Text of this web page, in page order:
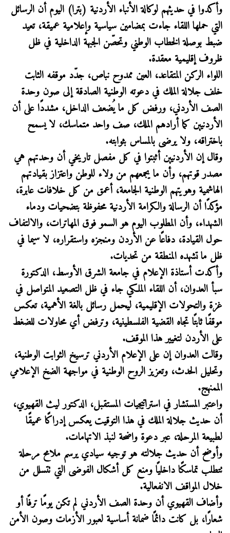
وأكدوا في حديثهم لوكالة الأنباء الأردنية (بترا) اليوم أن الرسائل
التي حملها اللقاء جاءت بمضامين سياسية وإعلامية عميقة، تعيد
ضبط بوصلة الخطاب الوطني وتحصّن الجبهة الداخلية في ظل
ظروف إقليمية معقدة.
اللواء الركن المتقاعد، العين ممدوح نباص، جدّد موقفه الثابت
خلف جلالة الملك في دعوته الوطنية الصادقة إلى صون وحدة
الصف الأردني، ورفض كل ما يُضعف الداخل، مشددًا على أن
الأردنيين كما أرادهم الملك، صف واحد متماسك، لا يسمح
باختراقه، ولا يرضى بالمساس بثوابته.
وقال إن الأردنيين أثبتوا في كل مفصل تاريخي أن وحدتهم هي
مصدر قوتهم، وأن ما يجمعهم من ولاء للوطن واعتزاز بقيادتهم
الهاشمية وهويتهم الوطنية الجامعة، أعمق من كل خلافات عابرة،
مؤكدًا أن الرسالة والكرامة الأردنية محفوظة بتضحيات ودماء
الشهداء، وأن المطلوب اليوم هو السمو فوق المهاترات، والالتفاف
حول القيادة، دفاعًا عن الأردن ومنجزه واستقراره، لا سيما في
ظل ما تشهده المنطقة من تحديات.
وأكدت أستاذة الإعلام في جامعة الشرق الأوسط، الدكتورة
سبأ العدوان، أن اللقاء الملكي جاء في ظل التصعيد المتواصل في
غزة والتحولات الإقليمية، ليحمل رسائل بالغة الأهمية، تعكس
موقفًا ثابتًا تجاه القضية الفلسطينية، وترفض أي محاولات للضغط
على الأردن لتغيير هذا الموقف.
وقالت العدوان إن على الإعلام الأردني ترسيخ الثوابت الوطنية،
وتحليل الحدث، وتعزيز الروح الوطنية في مواجهة الضخ الإعلامي
الممنهج.
واعتبر المستشار في استراتيجيات المستقبل، الدكتور ليث القهيوي،
أن حديث جلالة الملك في هذا التوقيت يعكس إدراكًا عميقًا
لطبيعة المرحلة، عبر دعوة واضحة لنبذ الاتهامات.
وأوضح أن حديث جلالته هو توجيه سيادي يرسم ملامح مرحلة
تتطلب تماسكًا داخليًا ومنع كل أشكال الفوضى التي تتسلل من
خلال المواقف الانفعالية.
وأضاف القهيوي أن وحدة الصف الأردني لم تكن يومًا ترفًا أو
شعارًا، بل كانت دائمًا ضمانة أساسية لعبور الأزمات وصون الأمن